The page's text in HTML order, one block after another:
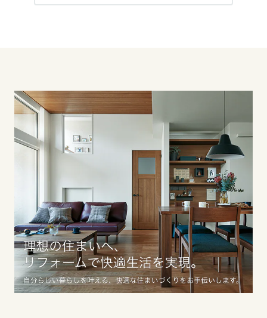
京都府
兵庫県
奈良県
鳥取県
島根県